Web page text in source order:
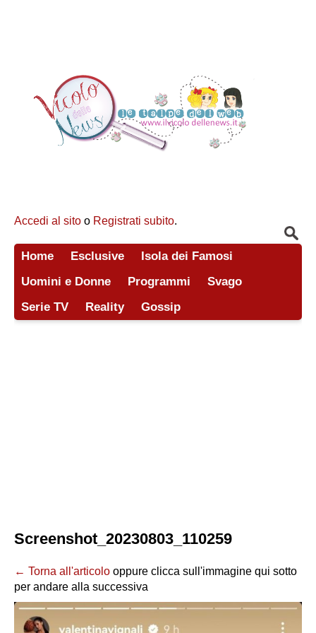
Accedi al sito o Registrati subito.
Home Esclusive
Isola dei Famosi
Uomini e Donne
Programmi
Svago
Serie TV
Reality Gossip
Screenshot_20230803_110259
← Torna all'articolo oppure clicca sull'immagine qui sotto
per andare alla successiva